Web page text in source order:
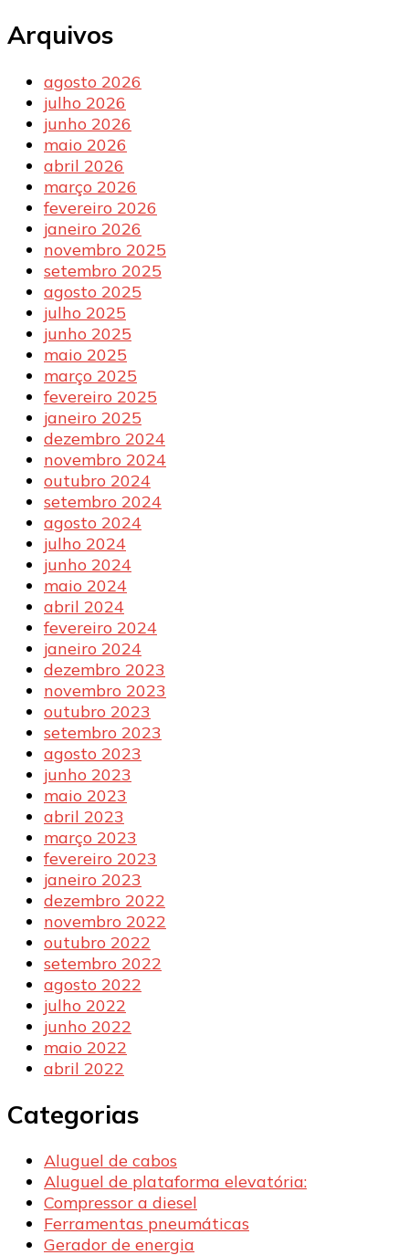
Arquivos
agosto 2026
julho 2026
junho 2026
maio 2026
abril 2026
março 2026
fevereiro 2026
janeiro 2026
novembro 2025
setembro 2025
agosto 2025
julho 2025
junho 2025
maio 2025
março 2025
fevereiro 2025
janeiro 2025
dezembro 2024
novembro 2024
outubro 2024
setembro 2024
agosto 2024
julho 2024
junho 2024
maio 2024
abril 2024
fevereiro 2024
janeiro 2024
dezembro 2023
novembro 2023
outubro 2023
setembro 2023
agosto 2023
junho 2023
maio 2023
abril 2023
março 2023
fevereiro 2023
janeiro 2023
dezembro 2022
novembro 2022
outubro 2022
setembro 2022
agosto 2022
julho 2022
junho 2022
maio 2022
abril 2022
Categorias
Aluguel de cabos
Aluguel de plataforma elevatória:
Compressor a diesel
Ferramentas pneumáticas
Gerador de energia